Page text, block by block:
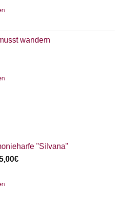
wandern
"Silvana"
€